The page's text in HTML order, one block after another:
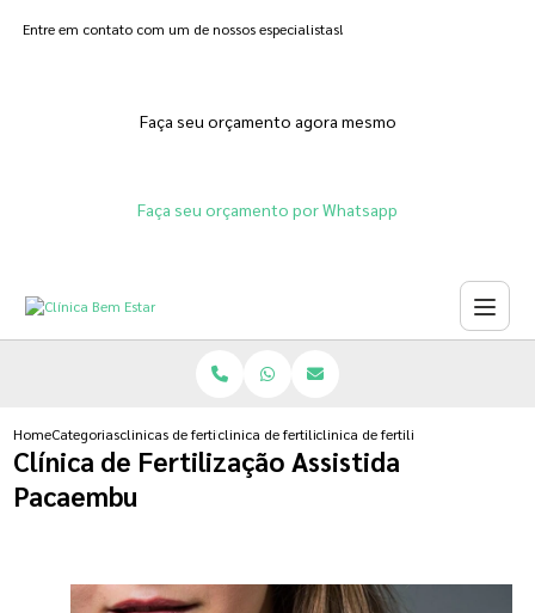
Entre em contato com um de nossos especialistas!
Faça seu orçamento agora mesmo
Faça seu orçamento por Whatsapp
HomeCategoriasclinicas de fertilizacoesclinica de fertilizacao femininaclinica de fertilizacao assistida
Clínica de Fertilização Assistida
Pacaembu